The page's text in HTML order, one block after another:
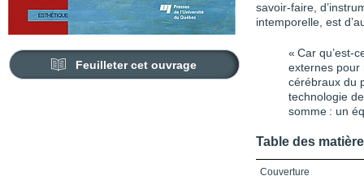
Feuilleter cet ouvrage
savoir-faire,
intemporelle, est
« Car qu’est-
externes pour
cérébraux du
technologie
somme : un
Table des
Couverture